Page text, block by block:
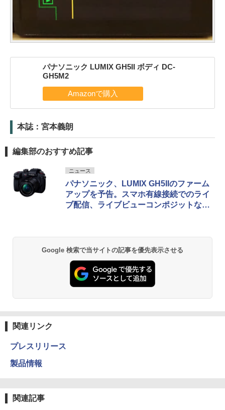
パナソニック LUMIX GH5II ボディ DC-
GH5M2
本誌：宮本義朗
編集部のおすすめ記事
ニュース
パナソニック、LUMIX GH5IIのファーム
アップを予告。スマホ有線接続でのライ
ブ配信、ライブビューコンポジットなど
Google 検索で当サイトの記事を優先表示させる
関連リンク
プレスリリース
製品情報
関連記事